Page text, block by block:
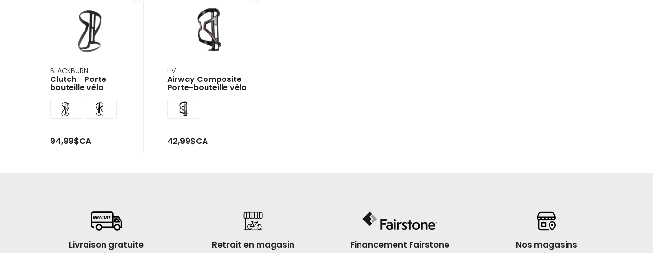
BLACKBURN
Clutch - Porte-
bouteille vélo
94,99$CA
LIV
Airway Composite -
Porte-bouteille vélo
42,99$CA
Livraison gratuite Retrait en magasin Financement Fairstone Nos magasins